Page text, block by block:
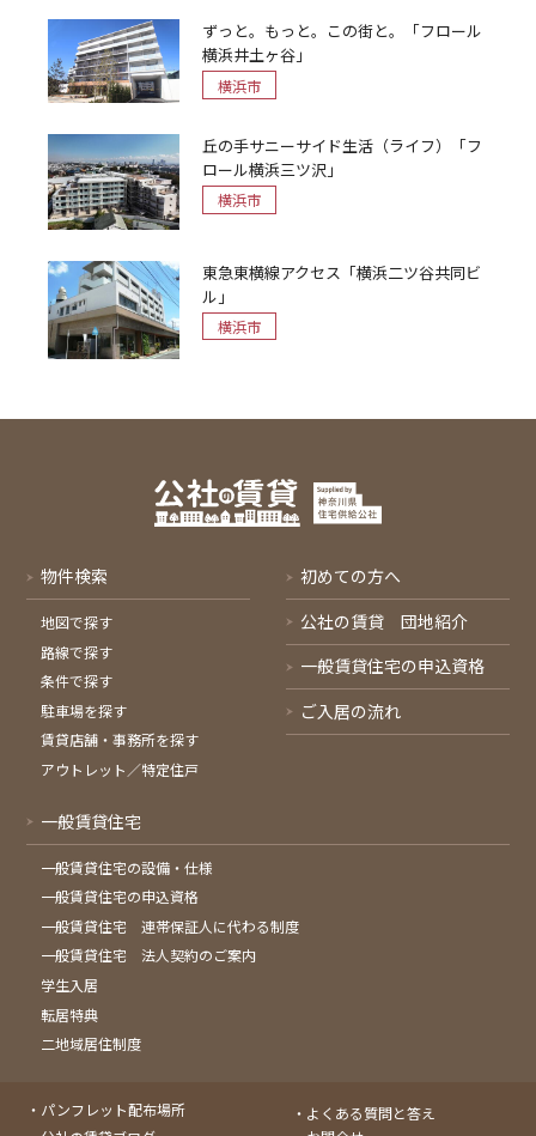
ずっと。もっと。この街と。「フロール
横浜井土ヶ谷」
横浜市
丘の手サニーサイド生活（ライフ）「フ
ロール横浜三ツ沢」
横浜市
東急東横線アクセス「横浜二ツ谷共同ビ
ル」
横浜市
物件検索
地図で探す
路線で探す
条件で探す
駐車場を探す
賃貸店舗・事務所を探す
アウトレット／特定住戸
初めての方へ
公社の賃貸 団地紹介
一般賃貸住宅の申込資格
ご入居の流れ
一般賃貸住宅
一般賃貸住宅の設備・仕様
一般賃貸住宅の申込資格
一般賃貸住宅 連帯保証人に代わる制度
一般賃貸住宅 法人契約のご案内
学生入居
転居特典
二地域居住制度
パンフレット配布場所
よくある質問と答え